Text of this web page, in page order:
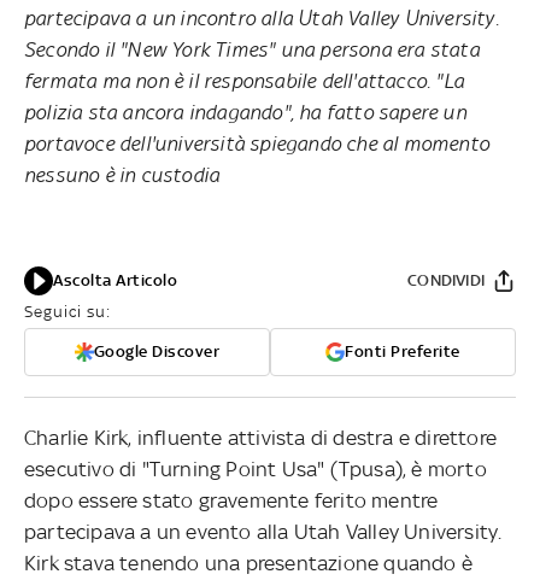
partecipava a un incontro alla Utah Valley University.
Secondo il "New York Times" una persona era stata
fermata ma non è il responsabile dell'attacco. "La
polizia sta ancora indagando", ha fatto sapere un
portavoce dell'università spiegando che al momento
nessuno è in custodia
Ascolta Articolo
Seguici su:
Google Discover Fonti Preferite
CONDIVIDI
Charlie Kirk, influente attivista di destra e direttore
esecutivo di "Turning Point Usa" (Tpusa), è morto
dopo essere stato gravemente ferito mentre
partecipava a un evento alla Utah Valley University.
Kirk stava tenendo una presentazione quando è